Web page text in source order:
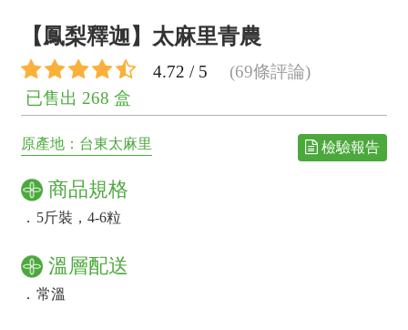
【鳳梨釋迦】太麻里青農
4.72 / 5
(69條評論)
已售出 268 盒
原產地：台東太麻里 檢驗報告
商品規格
． 5斤裝，4-6粒
溫層配送
． 常溫